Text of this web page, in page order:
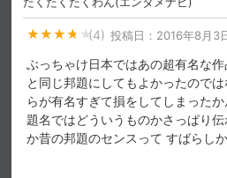
Myクーポン
現在獲得済
購入履歴
レンタル、
確認が可能
と便利です
お気に入り
お気に入り
す。お気に
(4) 投稿日： 2016年8月3
ぶっちゃけ日本ではあの超有名な
と同じ邦題にしてもよかったので
らが有名すぎて損をしてしまった
題名ではどういうものかさっぱり
か昔の邦題のセンスって すばらし